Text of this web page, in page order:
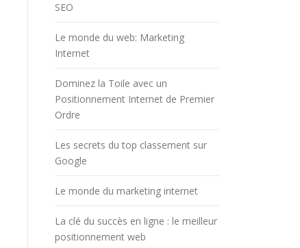
SEO
Le monde du web: Marketing
Internet
Dominez la Toile avec un
Positionnement Internet de Premier
Ordre
Les secrets du top classement sur
Google
Le monde du marketing internet
La clé du succès en ligne : le meilleur
positionnement web